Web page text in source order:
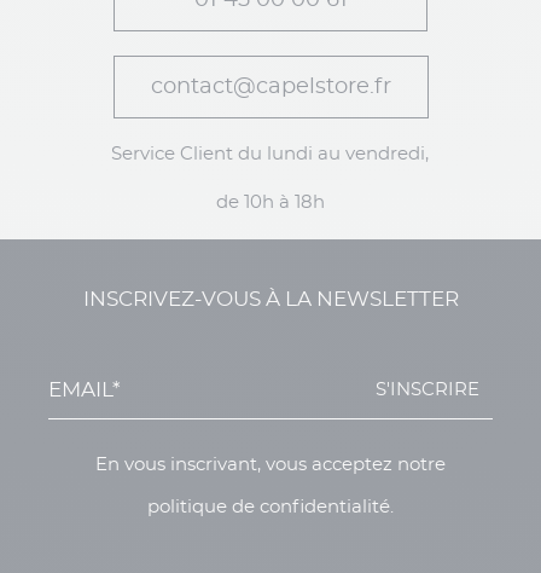
contact@capelstore.fr
Service Client du lundi au vendredi,
de 10h à 18h
INSCRIVEZ-VOUS À LA NEWSLETTER
S'INSCRIRE
En vous inscrivant, vous acceptez notre
politique de confidentialité.